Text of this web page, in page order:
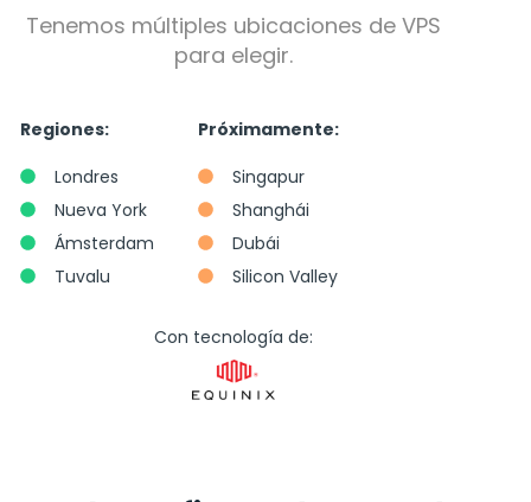
Tenemos múltiples ubicaciones de VPS
para elegir.
Regiones:
Londres
Nueva York
Ámsterdam
Tuvalu
Próximamente:
Singapur
Shanghái
Dubái
Silicon Valley
Con tecnología de: